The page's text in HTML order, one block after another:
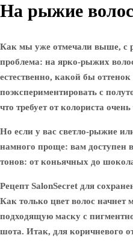
На рыжие
Как мы уже отмечали выше, с
проблема: на ярко-рыжих
естественно, какой бы
поэкспериментировать с
что требует от колориста
Но если у вас светло-рыжие
намного проще: вам доступен
тонов: от коньячных до
Рецепт SalonSecret для
Как только цвет волос начнет
подходящую маску с
шота. Итак, для коричневого